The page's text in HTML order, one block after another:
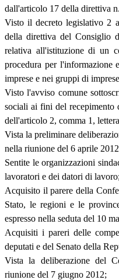
dall'articolo 17 della direttiva
Visto il decreto legislativo 2
della direttiva del Consiglio
relativa all'istituzione di un
procedura per l'informazione
imprese e nei gruppi di
Visto l'avviso comune
sociali ai fini del recepimento
dell'articolo 2, comma 1,
Vista la preliminare
nella riunione del 6 aprile
Sentite le organizzazioni
lavoratori e dei datori di lavoro;
Acquisito il parere della
Stato, le regioni e le
espresso nella seduta del 10
Acquisiti i pareri delle
deputati e del Senato della
Vista la deliberazione del
riunione del 7 giugno 2012;